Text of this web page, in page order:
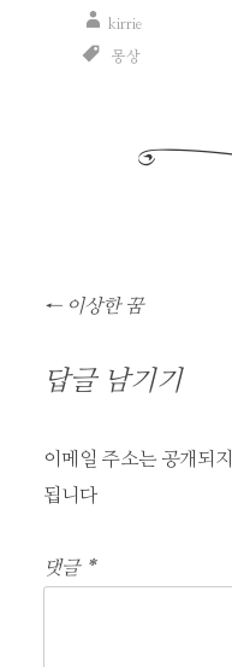
kirrie
몽상
글
비
게
이
션
←이상한 꿈
답글 남기기
이메일 주소는 공개되
됩니다
댓글 *